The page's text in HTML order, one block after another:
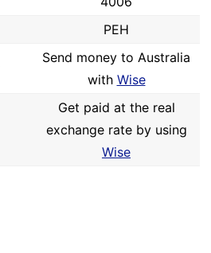
PEH
Send money to Australia
with Wise
Get paid at the real
exchange rate by using
Wise